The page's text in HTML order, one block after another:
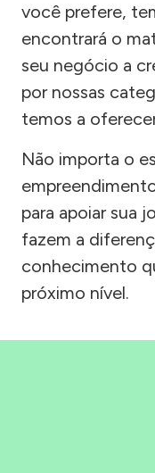
você prefere,
encontrará o
seu negócio a
por nossas
temos a
Não importa o
para apoiar sua
fazem a
conhecimento
próximo nível.